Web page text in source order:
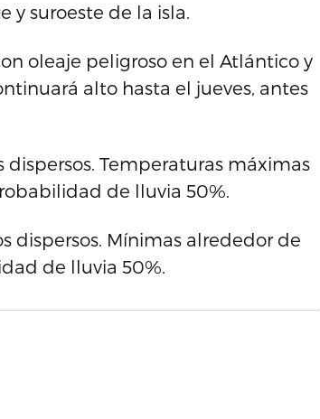
y suroeste de la isla.
oleaje peligroso en el Atlántico y
alto hasta el jueves, antes
Temperaturas máximas
de lluvia 50%.
dispersos. Mínimas alrededor de
de lluvia 50%.